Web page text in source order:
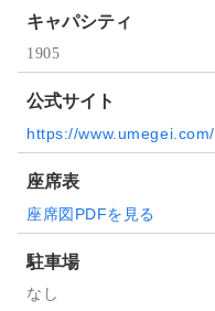
キャパシティ
1905
公式サイト
https://www.umegei.com/
座席表
座席図PDFを見る
駐車場
なし